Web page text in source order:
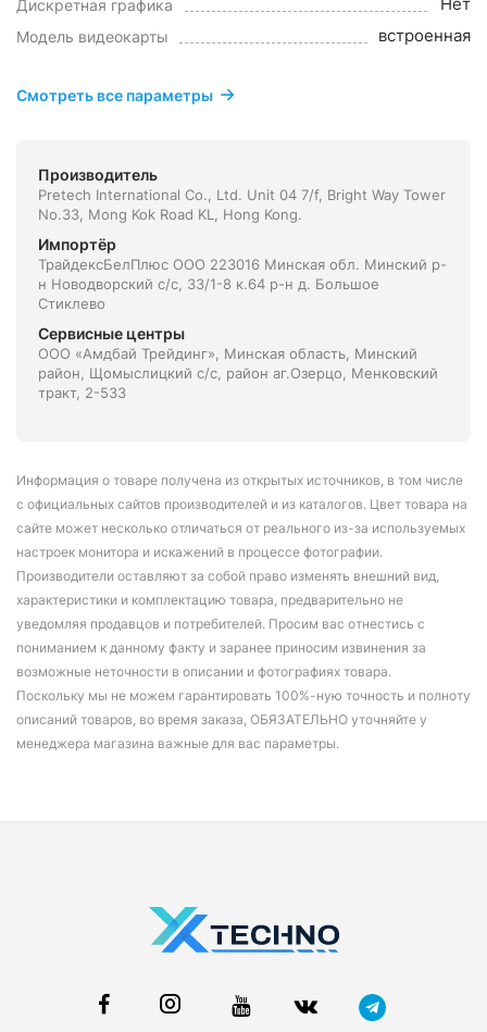
Дискретная графика
Модель видеокарты встроенная
Смотреть все параметры
Производитель
Pretech International Co., Ltd. Unit 04 7/f, Bright Way Tower
No.33, Mong Kok Road KL, Hong Kong.
Импортёр
ТрайдексБелПлюс ООО 223016 Минская обл. Минский р-
н Новодворский с/с, 33/1-8 к.64 р-н д. Большое
Стиклево
Сервисные центры
ООО «Амдбай Трейдинг», Минская область, Минский
район, Щомыслицкий с/с, район аг.Озерцо, Менковский
тракт, 2-533
Информация о товаре получена из открытых источников, в том числе
с официальных сайтов производителей и из каталогов. Цвет товара на
сайте может несколько отличаться от реального из-за используемых
настроек монитора и искажений в процессе фотографии.
Производители оставляют за собой право изменять внешний вид,
характеристики и комплектацию товара, предварительно не
уведомляя продавцов и потребителей. Просим вас отнестись с
пониманием к данному факту и заранее приносим извинения за
возможные неточности в описании и фотографиях товара.
Поскольку мы не можем гарантировать 100%-ную точность и полноту
описаний товаров, во время заказа, ОБЯЗАТЕЛЬНО уточняйте у
менеджера магазина важные для вас параметры.